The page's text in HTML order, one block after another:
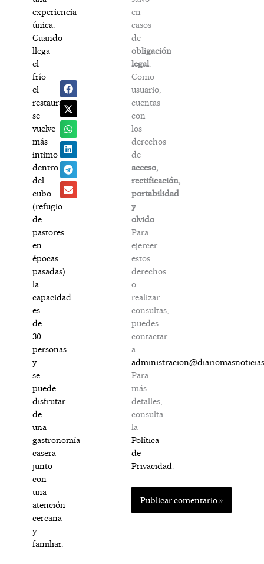
experiencia
única.
Cuando
llega
el
frío
el
restaurante
se
vuelve
más
intimo
dentro
del
cubo
(refugio
de
pastores
en
épocas
pasadas)
la
capacidad
es
de
30
personas
y
se
puede
disfrutar
de
una
gastronomía
casera
junto
con
una
atención
cercana
y
familiar.
en
casos
de
obligación
legal
Como
usuario,
cuentas
con
los
derechos
de
acceso,
rectificación,
portabilidad
y
olvido
Para
ejercer
estos
derechos
o
realizar
consultas,
puedes
contactar
a
Para
más
detalles,
consulta
la
Política
de
Privacidad